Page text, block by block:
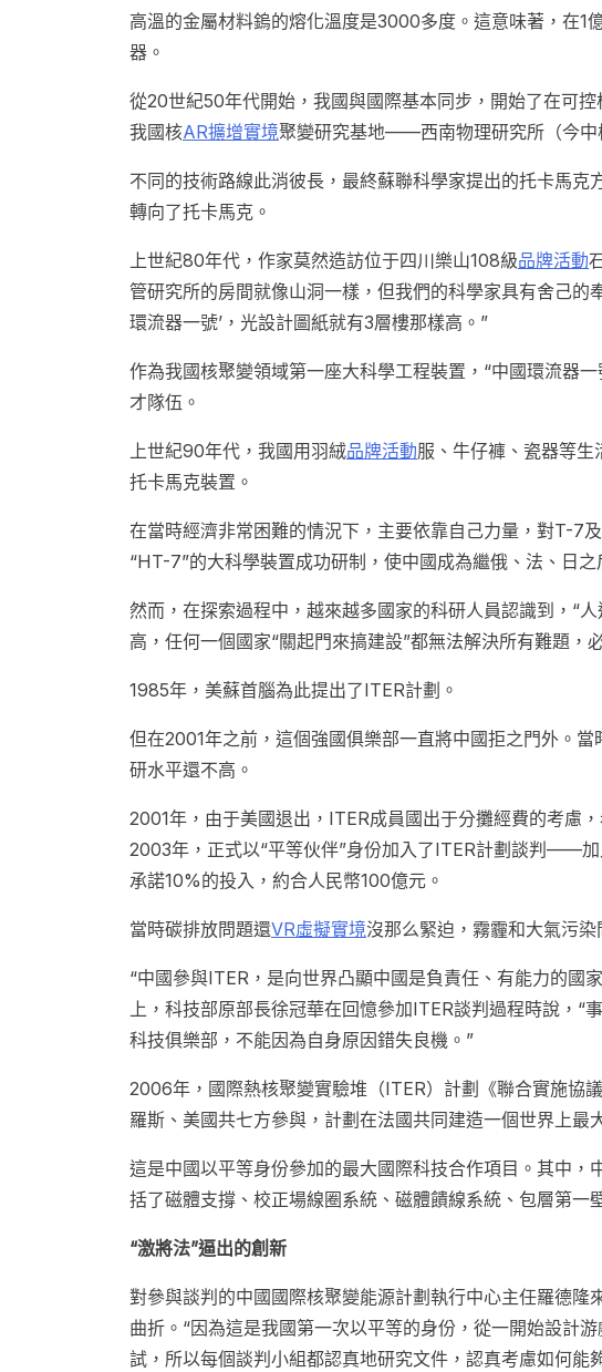
高溫的金屬材料鎢的熔化溫度是3000多度。這意味著，在1
器。
從20世紀50年代開始，我國與國際基本同步，開始了在可
我國核AR擴增實境聚變研究基地——西南物理研究所（今中
不同的技術路線此消彼長，最終蘇聯科學家提出的托卡馬
轉向了托卡馬克。
上世紀80年代，作家莫然造訪位于四川樂山108級品牌活動
管研究所的房間就像山洞一樣，但我們的科學家具有舍己的
環流器一號’，光設計圖紙就有3層樓那樣高。”
作為我國核聚變領域第一座大科學工程裝置，“中國環流器
才隊伍。
上世紀90年代，我國用羽絨品牌活動服、牛仔褲、瓷器等
托卡馬克裝置。
在當時經濟非常困難的情況下，主要依靠自己力量，對T-7
“HT-7”的大科學裝置成功研制，使中國成為繼俄、法、日
然而，在探索過程中，越來越多國家的科研人員認識到，“
高，任何一個國家“關起門來搞建設”都無法解決所有難題，
1985年，美蘇首腦為此提出了ITER計劃。
但在2001年之前，這個強國俱樂部一直將中國拒之門外。
研水平還不高。
2001年，由于美國退出，ITER成員國出于分攤經費的考慮
2003年，正式以“平等伙伴”身份加入了ITER計劃談判——
承諾10%的投入，約合人民幣100億元。
當時碳排放問題還VR虛擬實境沒那么緊迫，霧霾和大氣污染
“中國參與ITER，是向世界凸顯中國是負責任、有能力的
上，科技部原部長徐冠華在回憶參加ITER談判過程時說，“
科技俱樂部，不能因為自身原因錯失良機。”
2006年，國際熱核聚變實驗堆（ITER）計劃《聯合實施協
羅斯、美國共七方參與，計劃在法國共同建造一個世界上最
這是中國以平等身份參加的最大國際科技合作項目。其中，
括了磁體支撐、校正場線圈系統、磁體饋線系統、包層第一
“激將法”逼出的創新
對參與談判的中國國際核聚變能源計劃執行中心主任羅德
曲折。“因為這是我國第一次以平等的身份，從一開始設計
試，所以每個談判小組都認真地研究文件，認真考慮如何